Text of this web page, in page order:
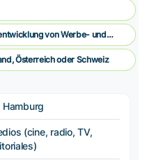
von Werbe- und
Österreich oder Schweiz
Hamburg
(cine, radio, TV,